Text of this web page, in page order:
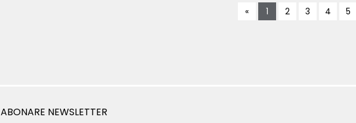
« 1 2 3 4 5
ABONARE NEWSLETTER